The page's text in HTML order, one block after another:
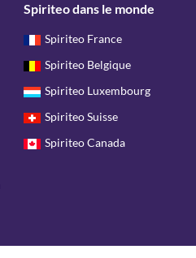
Spiriteo dans le monde
Spiriteo France
Spiriteo Belgique
Spiriteo Luxembourg
Spiriteo Suisse
Spiriteo Canada